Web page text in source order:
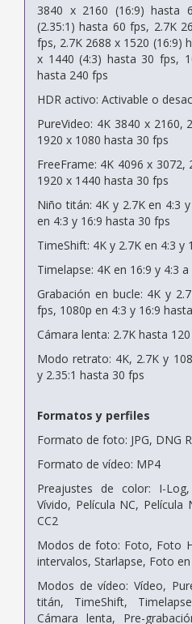
3840 x 2160 (16:9) hasta
(2.35:1) hasta 60 fps, 2.7K
fps, 2.7K 2688 x 1520 (16:9)
x 1440 (4:3) hasta 30 fps,
hasta 240 fps
HDR activo: Activable o
PureVideo: 4K 3840 x 2160,
1920 x 1080 hasta 30 fps
FreeFrame: 4K 4096 x 3072,
1920 x 1440 hasta 30 fps
Niño titán: 4K y 2.7K en 4:3
en 4:3 y 16:9 hasta 30 fps
TimeShift: 4K y 2.7K en 4:3 y
Timelapse: 4K en 16:9 y 4:3
Grabación en bucle: 4K y
fps, 1080p en 4:3 y 16:9
Cámara lenta: 2.7K hasta
Modo retrato: 4K, 2.7K y
y 2.35:1 hasta 30 fps
Formatos y perfiles
Formato de foto: JPG, DNG
Formato de vídeo: MP4
Preajustes de color: I-
Vívido, Película NC, Película
CC2
Modos de foto: Foto, Foto
intervalos, Starlapse, Foto
Modos de vídeo: Vídeo,
titán, TimeShift,
Cámara lenta, Pre-